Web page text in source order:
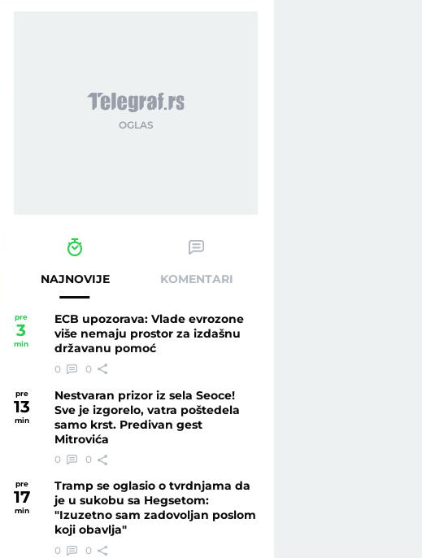
me ne probude" - Telegraf.rs
NAJNOVIJE KOMENTARI
pre
3
min
ECB upozorava: Vlade evrozone
više nemaju prostor za izdašnu
državanu pomoć
0 0
pre
13
min
Nestvaran prizor iz sela Seoce!
Sve je izgorelo, vatra poštedela
samo krst. Predivan gest
Mitrovića
0 0
pre
17
min
Tramp se oglasio o tvrdnjama da
je u sukobu sa Hegsetom:
"Izuzetno sam zadovoljan poslom
koji obavlja"
0 0